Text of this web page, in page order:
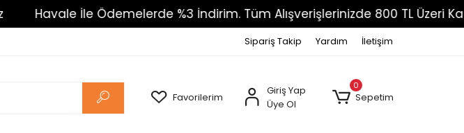
Havale İle Ödemelerde %3 İndirim. Tüm Alışverişlerinizde 800 TL Üzeri Kargo
Sipariş Takip Yardım İletişim
Favorilerim
Giriş Yap
Üye Ol
0
Sepetim